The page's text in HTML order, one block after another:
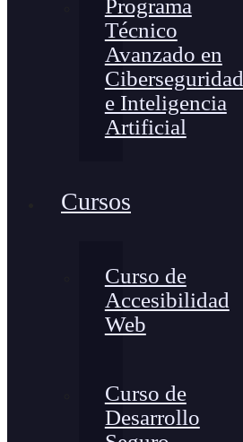
Programa
Técnico
Avanzado en
Ciberseguridad
e Inteligencia
Artificial
Cursos
Curso de
Accesibilidad
Web
Curso de
Desarrollo